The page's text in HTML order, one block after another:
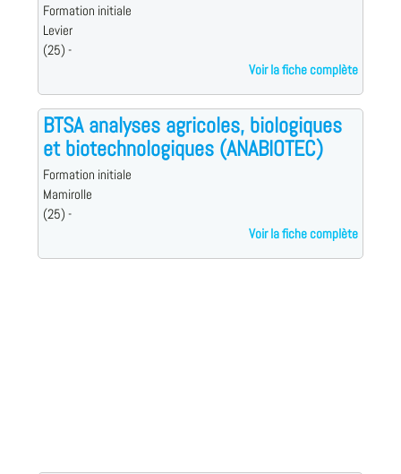
Formation initiale
Levier
(25) -
Voir la fiche complète
BTSA analyses agricoles, biologiques
et biotechnologiques (ANABIOTEC)
Formation initiale
Mamirolle
(25) -
Voir la fiche complète